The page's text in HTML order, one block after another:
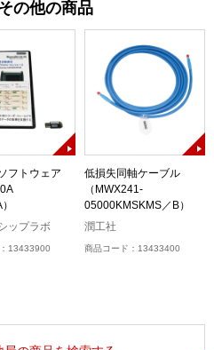
の他の商品
フトウェア
ップラボ
13433900
低損失同軸ケーブル
（MWX241-
05000KMSKMS／B）
潤工社
商品コード：13433400